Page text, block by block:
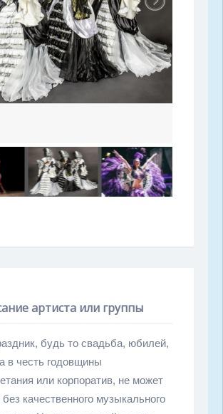
артиста или группы
будь то свадьба, юбилей,
в честь годовщины
или корпоратив, не может
качественного музыкального